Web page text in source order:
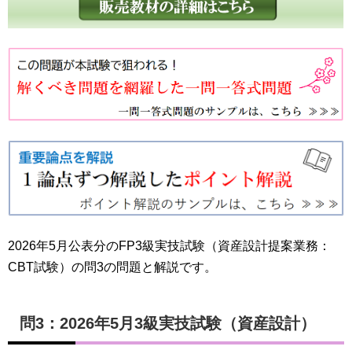
2026年5月公表分のFP3級実技試験（資産設計提案業務：
CBT試験）の問3の問題と解説です。
問3：2026年5月3級実技試験（資産設計）